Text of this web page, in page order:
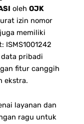
oleh OJK
izin nomor
memiliki
ISMS1001242
pribadi
fitur canggih
ekstra.
layanan dan
ragu untuk